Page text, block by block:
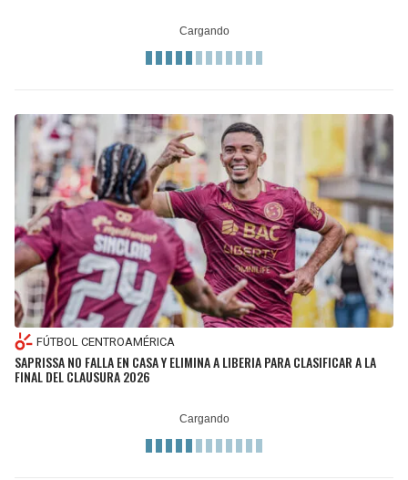
FÚTBOL CENTROAMÉRICA
SAPRISSA NO FALLA EN CASA Y ELIMINA A LIBERIA PARA CLASIFICAR A LA
FINAL DEL CLAUSURA 2026